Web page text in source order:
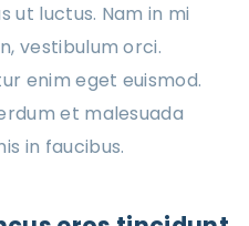
ut luctus. Nam in mi
vestibulum orci.
enim eget euismod.
et malesuada
in faucibus.